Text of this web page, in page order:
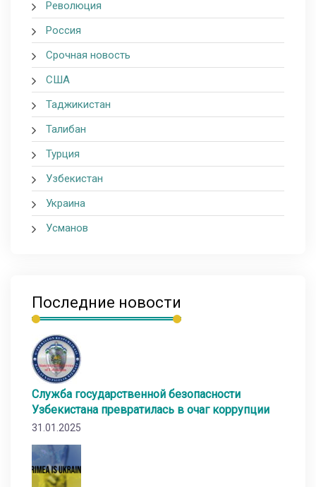
Революция
Россия
Срочная новость
США
Таджикистан
Талибан
Турция
Узбекистан
Украина
Усманов
Последние новости
Служба государственной безопасности
Узбекистана превратилась в очаг коррупции
31.01.2025